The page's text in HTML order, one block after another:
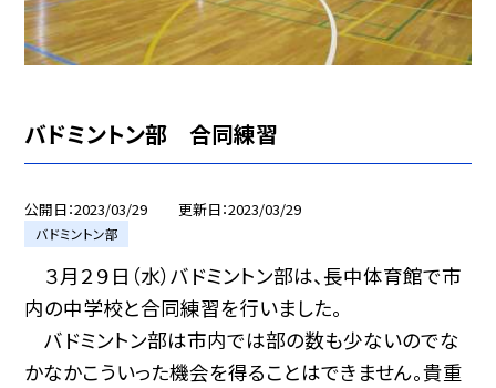
バドミントン部 合同練習
公開日 2023/03/29 更新日 2023/03/29
バドミントン部
３月２９日（水）バドミントン部は、長中体育館で市
内の中学校と合同練習を行いました。
バドミントン部は市内では部の数も少ないのでな
かなかこういった機会を得ることはできません。貴重